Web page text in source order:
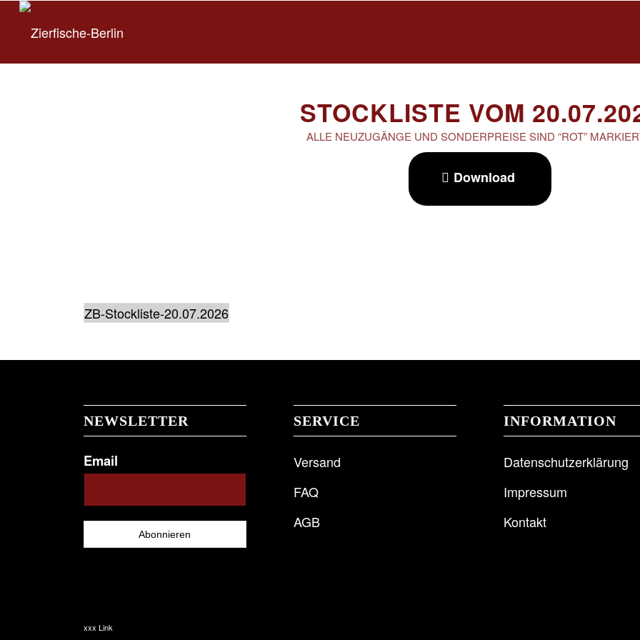
STOCKLISTE VOM
ALLE NEUZUGÄNGE UND SONDERPREISE SIND “ROT”
Download
ZB-Stockliste-20.07.2026
NEWSLETTER
Email
SERVICE
Versand
FAQ
AGB
INFORMATION
Datenschutzerklärung
Impressum
Kontakt
xxx Link